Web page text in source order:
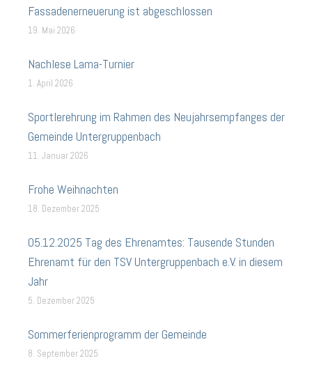
Fassadenerneuerung ist abgeschlossen
19. Mai 2026
Nachlese Lama-Turnier
1. April 2026
Sportlerehrung im Rahmen des Neujahrsempfanges der
Gemeinde Untergruppenbach
11. Januar 2026
Frohe Weihnachten
18. Dezember 2025
05.12.2025 Tag des Ehrenamtes: Tausende Stunden
Ehrenamt für den TSV Untergruppenbach e.V. in diesem
Jahr
5. Dezember 2025
Sommerferienprogramm der Gemeinde
8. September 2025